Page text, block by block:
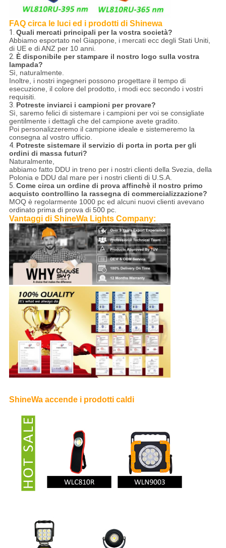
FAQ circa le luci ed i prodotti di Shinewa
1. Quali mercati principali per la vostra società?
Abbiamo esportato nel Giappone, i mercati ecc degli Stati Uniti,
di UE e di ANZ per 10 anni.
2. È disponibile per stampare il nostro logo sulla vostra
lampada?
Sì, naturalmente.
Inoltre, i nostri ingegneri possono progettare il tempo di
esecuzione, il colore del prodotto, i modi ecc secondo i vostri
requisiti.
3. Potreste inviarci i campioni per provare?
Sì, saremo felici di sistemare i campioni per voi se consigliate
gentilmente i dettagli che del campione avete gradito.
Poi personalizzeremo il campione ideale e sistemeremo la
consegna al vostro ufficio.
4. Potreste sistemare il servizio di porta in porta per gli
ordini di massa futuri?
Naturalmente,
abbiamo fatto DDU in treno per i nostri clienti della Svezia, della
Polonia e DDU dal mare per i nostri clienti di U.S.A.
5. Come circa un ordine di prova affinchè il nostro primo
acquisto controllino la rassegna di commercializzazione?
MOQ è regolarmente 1000 pc ed alcuni nuovi clienti avevano
ordinato prima di prova di 500 pc.
Vantaggi di ShineWa Lights Company:
ShineWa accende i prodotti caldi